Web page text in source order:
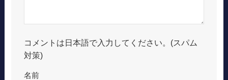
コメントは日本語で入力してください。(スパム
対策)
名前